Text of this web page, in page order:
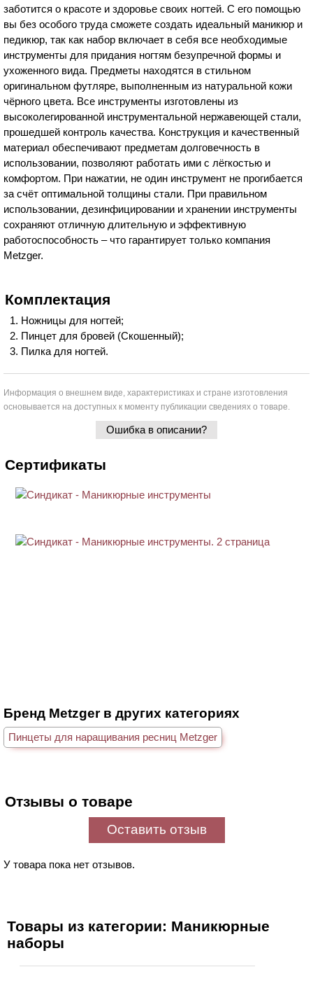
заботится о красоте и здоровье своих ногтей. С его помощью
вы без особого труда сможете создать идеальный маникюр и
педикюр, так как набор включает в себя все необходимые
инструменты для придания ногтям безупречной формы и
ухоженного вида. Предметы находятся в стильном
оригинальном футляре, выполненным из натуральной кожи
чёрного цвета. Все инструменты изготовлены из
высоколегированной инструментальной нержавеющей стали,
прошедшей контроль качества. Конструкция и качественный
материал обеспечивают предметам долговечность в
использовании, позволяют работать ими с лёгкостью и
комфортом. При нажатии, не один инструмент не прогибается
за счёт оптимальной толщины стали. При правильном
использовании, дезинфицировании и хранении инструменты
сохраняют отличную длительную и эффективную
работоспособность – что гарантирует только компания
Metzger.
Комплектация
Ножницы для ногтей;
Пинцет для бровей (Скошенный);
Пилка для ногтей.
Информация о внешнем виде, характеристиках и стране изготовления
основывается на доступных к моменту публикации сведениях о товаре.
Ошибка в описании?
Сертификаты
Бренд Metzger в других категориях
Пинцеты для наращивания ресниц Metzger
Отзывы о товаре
Оставить отзыв
У товара пока нет отзывов.
Товары из категории: Маникюрные
наборы